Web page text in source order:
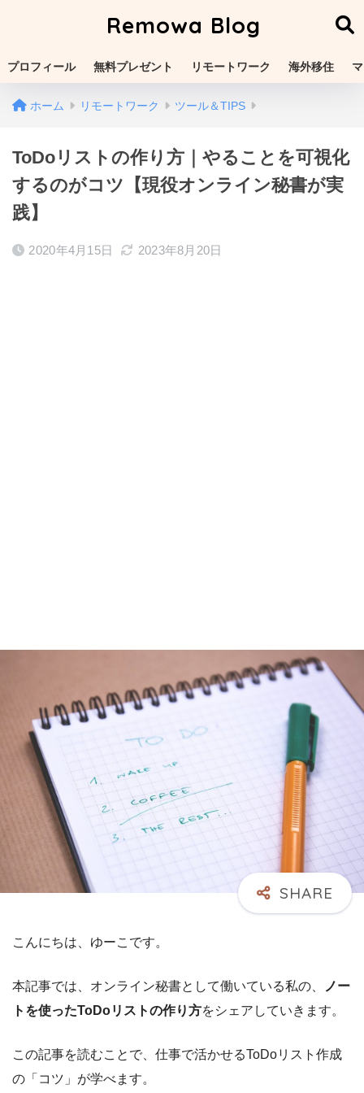
Remowa Blog
プロフィール 無料プレゼント リモートワーク 海外移住
ホーム リモートワーク ツール＆TIPS
ToDoリストの作り方｜やることを可視化
するのがコツ【現役オンライン秘書が実
践】
2020年4月15日 2023年8月20日
こんにちは、ゆーこです。
本記事では、オンライン秘書として働いている私の、
ノー
トを使ったToDoリストの作り方をシェアしていきます。
この記事を読むことで、仕事で活かせるToDoリスト作成
の「コツ」が学べます。